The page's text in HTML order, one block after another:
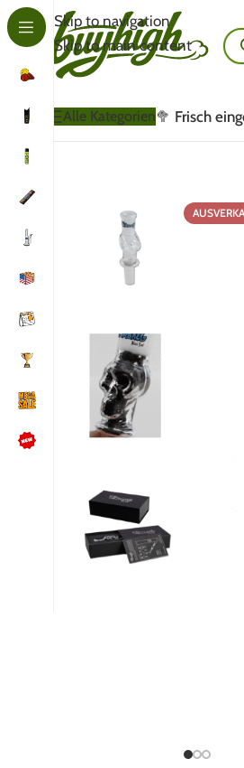
Skip to navigation
Skip to main content
NÜTZLICHES
Kundenbewertungen lesen
Schreib uns auf WhatsApp
Alle Kategorien🥦 Frisch